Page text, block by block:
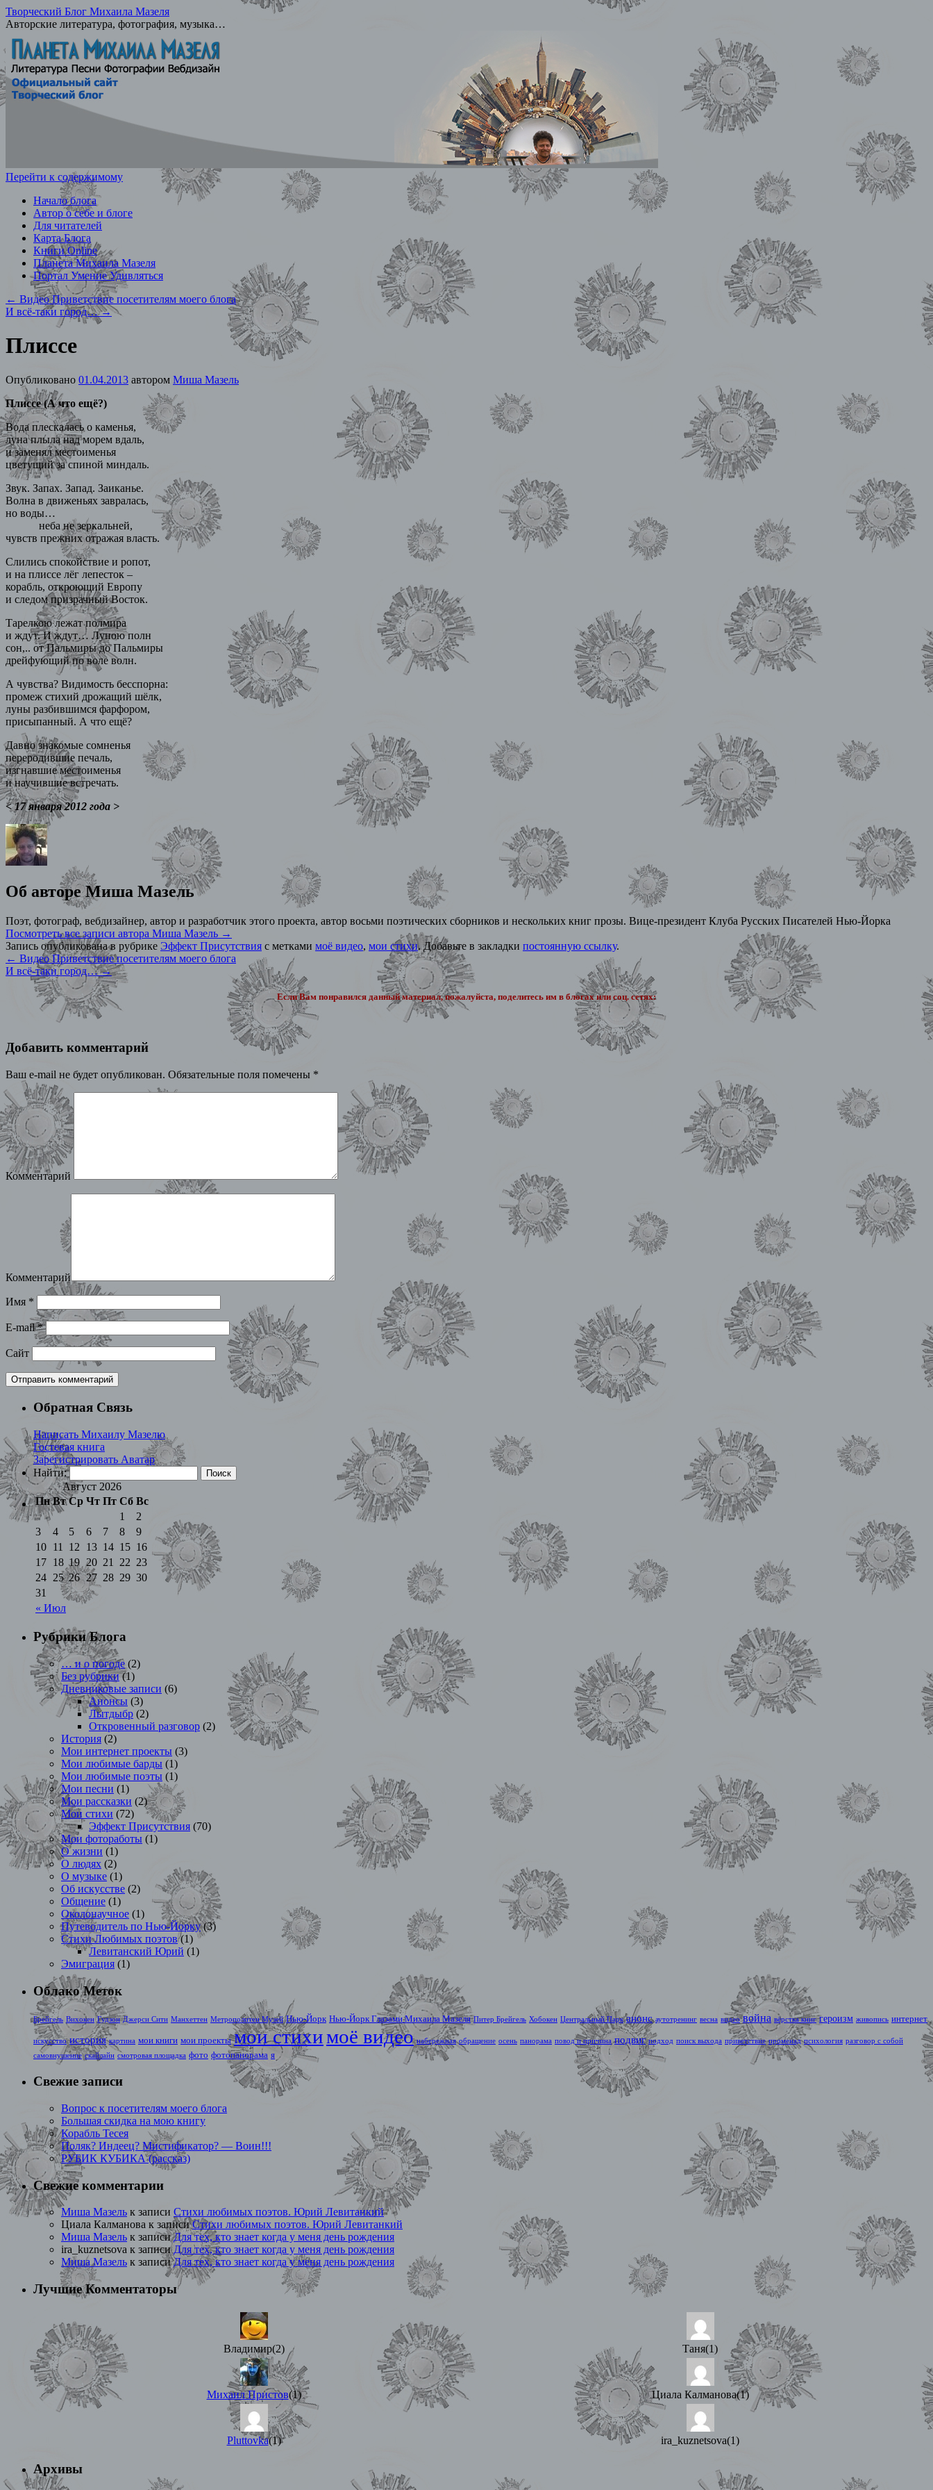
Творческий Блог Михаила Мазеля
Авторские литература, фотография, музыка…
Перейти к содержимому
Начало блога
Автор о себе и блоге
Для читателей
Карта Блога
Книги Online
Планета Михаила Мазеля
Портал Умение Удивляться
← Видео Приветствие посетителям моего блога
И всё-таки город…→
Плиссе
Опубликовано 01.04.2013 автором Миша Мазель
Плиссе (А что ещё?)
Вода плескалась о каменья,
луна плыла над морем вдаль,
и заменял местоименья
цветущий за спиной миндаль.
Звук. Запах. Запад. Заиканье.
Волна в движеньях завралась,
но воды…
неба не зеркальней,
чувств прежних отражая власть.
Слились спокойствие и ропот,
и на плиссе лёг лепесток –
корабль, откроющий Европу
и следом призрачный Восток.
Тарелкою лежат полмира
и ждут. И ждут… Луною полн
сон,.. от Пальмиры до Пальмиры
дрейфующий по воле волн.
А чувства? Видимость бесспорна:
промеж стихий дрожащий шёлк,
луны разбившимся фарфором,
присыпанный. А что ещё?
Давно знакомые сомненья
переродившие печаль,
изгнавшие местоименья
и научившие встречать.
< 17 января 2012 года >
Об авторе Миша Мазель
Поэт, фотограф, вебдизайнер, автор и разработчик этого проекта, автор восьми поэтических сборников и нескольких книг прозы. Вице-президент Клуба Русских Писателей Нью-Йорка
Посмотреть все записи автора Миша Мазель →
Запись опубликована в рубрике Эффект Присутствия с метками моё видео, мои стихи. Добавьте в закладки постоянную ссылку.
← Видео Приветствие посетителям моего блога
И всё-таки город…→
Если Вам понравился данный материал, пожалуйста, поделитесь им в блогах или соц. сетях:
Добавить комментарий
Ваш e-mail не будет опубликован. Обязательные поля помечены *
Комментарий
Комментарий
Имя *
E-mail*
Сайт
Обратная Связь
Написать Михаилу Мазелю
Гостевая книга
Зарегистрировать Аватар
Найти:
Август 2026
Пн Вт Ср Чт Пт Сб Вс
« Июл
1
2
3
4 5 6 7 8
9
10 11 12 13 14 15 16
17 18 19 20 21 22 23
24 25 26 27 28 29 30
31
Рубрики Блога
… и о погоде (2)
Без рубрики(1)
Дневниковые записи (6)
Анонсы (3)
Лытдыбр (2)
Откровенный разговор (2)
История (2)
Мои интернет проекты (3)
Мои любимые барды (1)
Мои любимые поэты (1)
Мои песни (1)
Мои рассказки (2)
Мои стихи (72)
Эффект Присутствия (70)
Мои фотоработы (1)
О жизни (1)
О людях (2)
О музыке (1)
Об искусстве (2)
Общение (1)
Околонаучное (1)
Путеводитель по Нью-Йорку(3)
Стихи Любимых поэтов(1)
Левитанский Юрий (1)
Эмиграция (1)
Облако Меток
Брейгель Вихокен Гудзон Джерси Сити Манхеттен Метрополитен Музей Нью-Йорк Нью-Йорк Глазами Михаила Мазеля Питер Брейгель Хобокен Центральный Парк анонс аутотренинг весна видео война вёрстка книг героизм живопись интернет
искусство история картина мои книги мои проекты мои стихимоё видео набережная обращение осень панорама повод и причина подвиг подход поиск выхода приветствие променад психология разговор с собой
самовнушение скайлайн смотровая площадка фото фотопанорама я
Свежие записи
Вопрос к посетителям моего блога
Большая скидка на мою книгу
Корабль Тесея
Поляк? Индеец? Мистификатор? — Воин!!!
РУБИК КУБИКА (рассказ)
Свежие комментарии
Миша Мазель к записи Стихи любимых поэтов. Юрий Левитанкий
Циала Калманова к записиСтихи любимых поэтов. Юрий Левитанкий
Миша Мазель к записиДля тех, кто знает когда у меня день рождения
ira_kuznetsova к записиДля тех, кто знает когда у меня день рождения
Миша Мазель к записиДля тех, кто знает когда у меня день рождения
Лучшие Комментаторы
Владимир(2) Таня(1)
Михаил Пристов(1) Циала Калманова(1)
Pluttovka(1) ira_kuznetsova(1)
Архивы